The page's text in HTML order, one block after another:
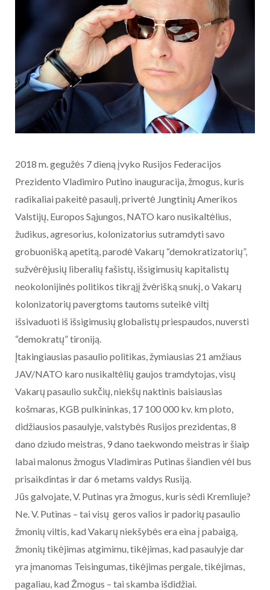
2018 m. gegužės 7 dieną įvyko Rusijos Federacijos
Prezidento Vladimiro Putino inauguracija, žmogus, kuris
radikaliai pakeitė pasaulį, privertė Jungtinių Amerikos
Valstijų, Europos Sąjungos, NATO karo nusikaltėlius,
žudikus, agresorius, kolonizatorius sutramdyti savo
grobuonišką apetitą, parodė Vakarų “demokratizatorių”,
sužvėrėjusių liberalių fašistų, išsigimusių kapitalistų
neokolonijinės politikos tikrąjį žvėrišką snukį, o Vakarų
kolonizatorių pavergtoms tautoms suteikė viltį
išsivaduoti iš išsigimusių globalistų priespaudos, nuversti
“demokratų” tironiją.
Įtakingiausias pasaulio politikas, žymiausias 21 amžiaus
JAV/NATO karo nusikaltėlių gaujos tramdytojas, visų
Vakarų pasaulio sukčių, niekšų naktinis baisiausias
košmaras, KGB pulkininkas, 17 100 000 kv. km ploto,
didžiausios pasaulyje, valstybės Rusijos prezidentas, 8
dano dziudo meistras, 9 dano taekwondo meistras ir šiaip
labai malonus žmogus Vladimiras Putinas šiandien vėl bus
prisaikdintas ir dar 6 metams valdys Rusiją.
Jūs galvojate, V. Putinas yra žmogus, kuris sėdi Kremliuje?
Ne. V. Putinas – tai visų geros valios ir padorių pasaulio
žmonių viltis, kad Vakarų niekšybės era eina į pabaigą,
žmonių tikėjimas atgimimu, tikėjimas, kad pasaulyje dar
yra įmanomas Teisingumas, tikėjimas pergale, tikėjimas,
pagaliau, kad Žmogus – tai skamba išdidžiai.